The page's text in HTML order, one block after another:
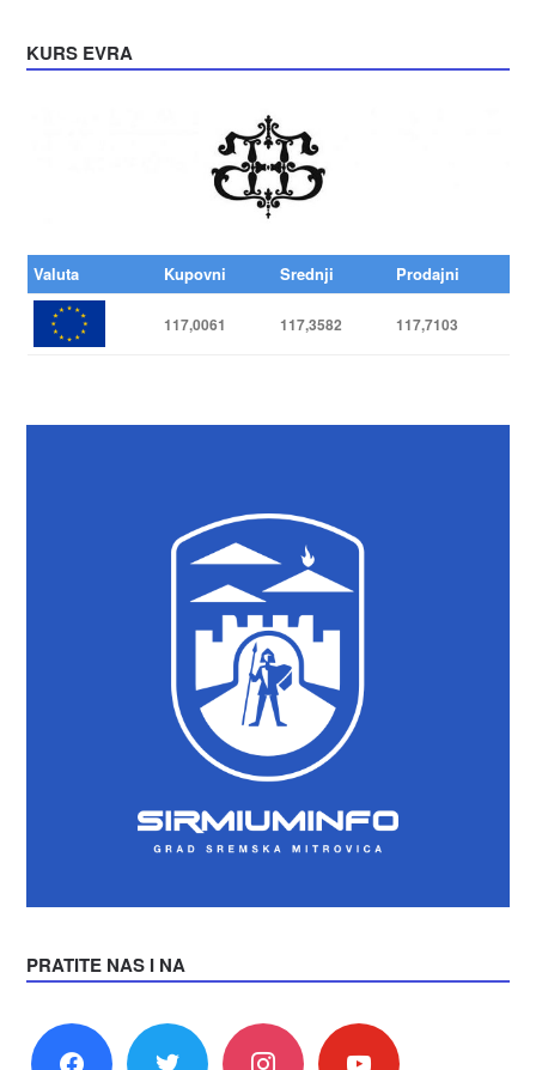
KURS EVRA
Valuta Kupovni Srednji Prodajni
117,0061 117,3582 117,7103
PRATITE NAS I NA
facebook twitter instagram youtube